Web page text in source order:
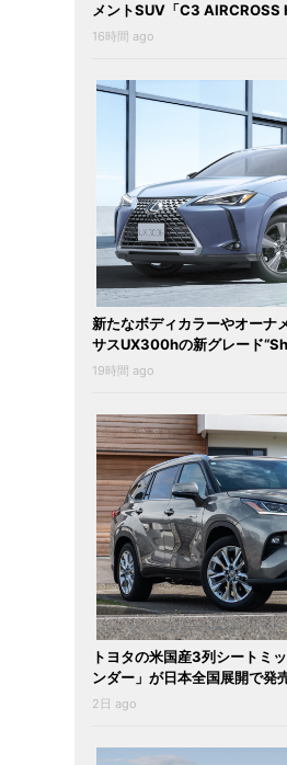
メントSUV「C3 AIRCROSS
16時間 ago
新たなボディカラーやオーナ
サスUX300hの新グレード
19時間 ago
トヨタの米国産3列シートミ
ンダー」が日本全国展開で発
2日 ago